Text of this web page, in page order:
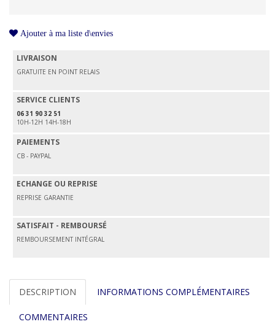
Ajouter à ma liste d\envies
LIVRAISON
GRATUITE EN POINT RELAIS
SERVICE CLIENTS
06 31 90 32 51
10H-12H 14H-18H
PAIEMENTS
CB - PAYPAL
ECHANGE OU REPRISE
REPRISE GARANTIE
SATISFAIT - REMBOURSÉ
REMBOURSEMENT INTÉGRAL
DESCRIPTION INFORMATIONS COMPLÉMENTAIRES
COMMENTAIRES